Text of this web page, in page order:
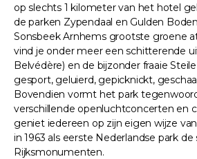
op slechts 1 kilometer van het hotel
de parken Zypendaal en Gulden
Sonsbeek Arnhems grootste groene
vind je onder meer een schitterende
Belvédère) en de bijzonder fraaie
gesport, geluierd, gepicknickt,
Bovendien vormt het park
verschillende openluchtconcerten en
geniet iedereen op zijn eigen wijze
in 1963 als eerste Nederlandse park
Rijksmonumenten.